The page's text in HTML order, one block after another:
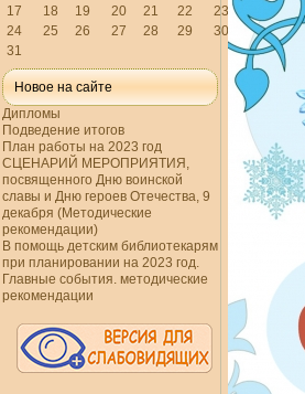
17
18 19 20 21 22
23
24
25 26 27 28 29
30
31
Новое на сайте
Дипломы
Подведение итогов
План работы на 2023 год
СЦЕНАРИЙ МЕРОПРИЯТИЯ,
посвященного Дню воинской
славы и Дню героев Отечества, 9
декабря (Методические
рекомендации)
В помощь детским библиотекарям
при планировании на 2023 год.
Главные события. методические
рекомендации